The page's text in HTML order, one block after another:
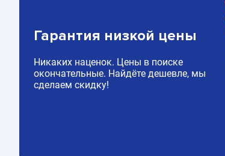
Гарантия низкой цены
Никаких наценок. Цены в поиске
окончательные. Найдёте дешевле, мы
сделаем скидку!